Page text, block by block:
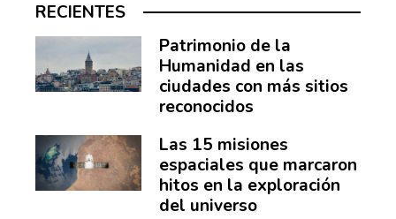
RECIENTES
Patrimonio de la
Humanidad en las
ciudades con más sitios
reconocidos
Las 15 misiones
espaciales que marcaron
hitos en la exploración
del universo